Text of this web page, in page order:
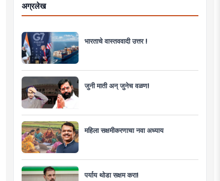
अग्रलेख
भारताचे वास्तववादी उत्तर !
जुनी माती अन् जुनेच वळण!
महिला सक्षमीकरणाचा नवा अध्याय
पर्याय थोडा सक्षम करा!